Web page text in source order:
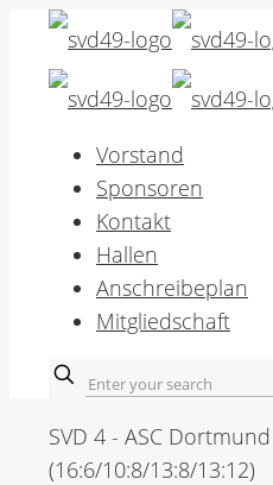
Vorstand
Sponsoren
Kontakt
Hallen
Anschreibeplan
Mitgliedschaft
SVD 4 - ASC
(16:6/10:8/13:8/13:12)